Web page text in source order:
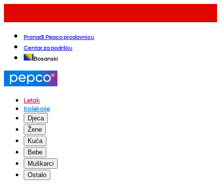
Pronađi Pepco prodavnicu
Centar za podršku
Bosanski
Letak
Kolekcije
Djeca
Žene
Kuća
Bebe
Muškarci
Ostalo